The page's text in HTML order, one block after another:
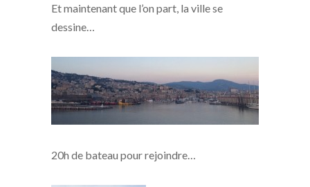
Et maintenant que l’on part, la ville se
dessine…
20h de bateau pour rejoindre…